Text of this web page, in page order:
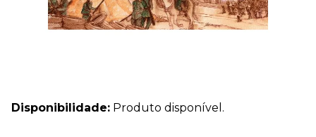
Disponibilidade: Produto disponível.